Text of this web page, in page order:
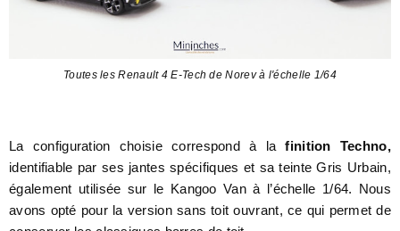
Toutes les Renault 4 E-Tech de Norev à l'échelle 1/64
La configuration choisie correspond à lafinition Techno,
identifiable par ses jantes spécifiques et sa teinte Gris Urbain,
également utilisée sur le Kangoo Van à l’échelle 1/64. Nous
avons opté pour la version sans toit ouvrant, ce qui permet de